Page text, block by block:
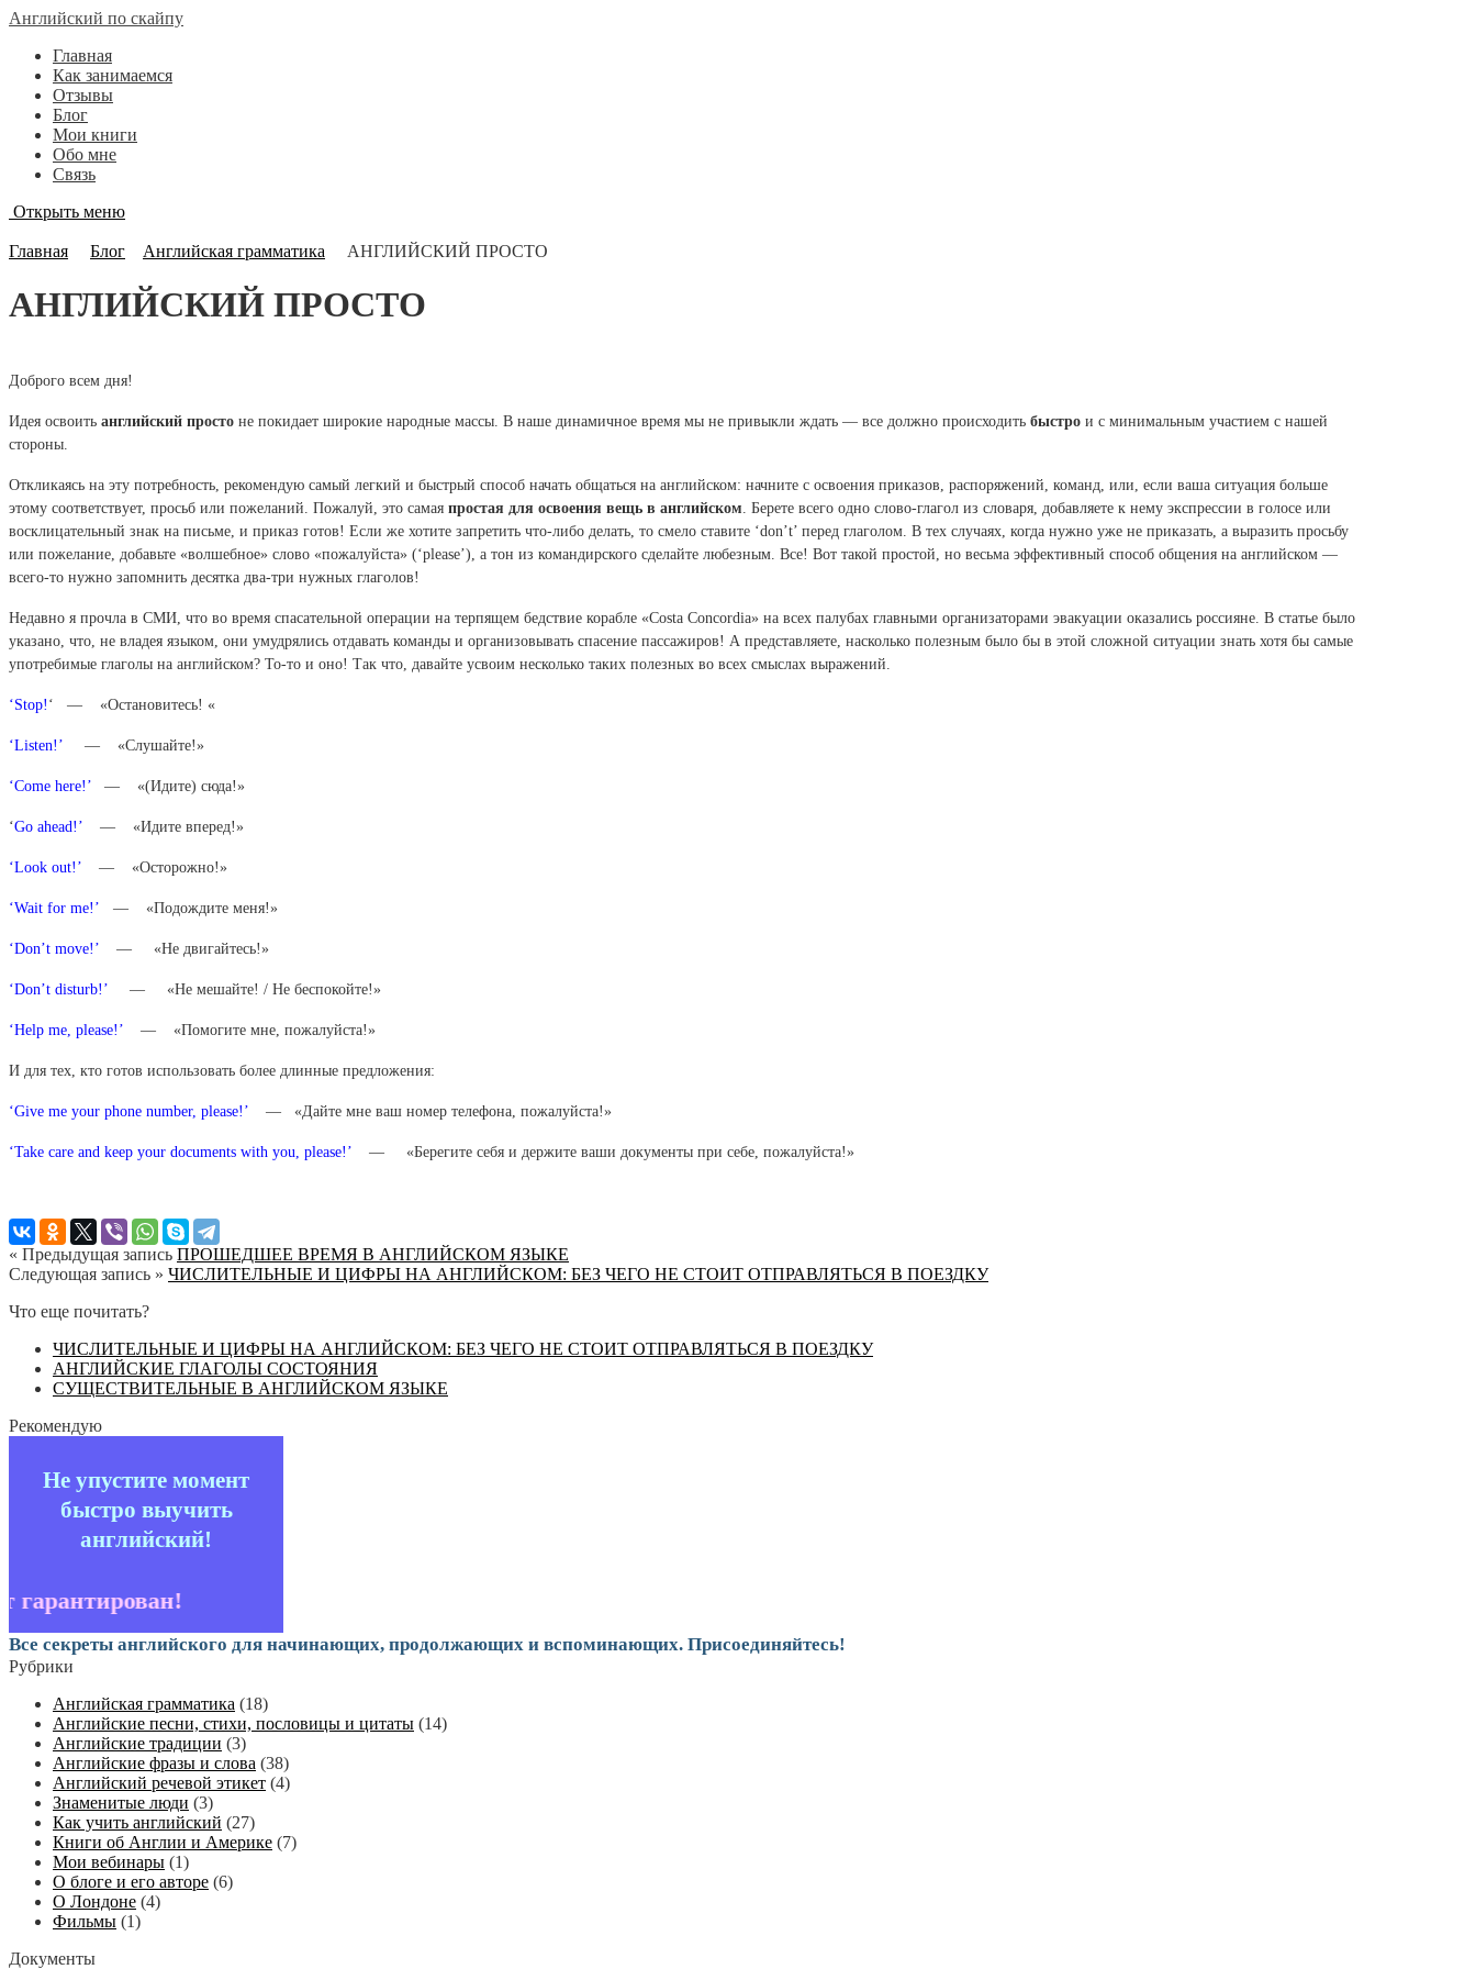
Английский по скайпу
Главная
Как занимаемся
Отзывы
Блог
Мои книги
Обо мне
Связь
Открыть меню
Главная
Блог Английская грамматика АНГЛИЙСКИЙ ПРОСТО
АНГЛИЙСКИЙ ПРОСТО
Доброго всем дня!
Идея освоить английский просто не покидает широкие народные массы. В наше динамичное время мы не привыкли ждать — все должно происходить быстро и с минимальным участием с нашей
стороны.
Откликаясь на эту потребность, рекомендую самый легкий и быстрый способ начать общаться на английском: начните с освоения приказов, распоряжений, команд, или, если ваша ситуация больше
этому соответствует, просьб или пожеланий. Пожалуй, это самая простая для освоения вещь в английском . Берете всего одно слово-глагол из словаря, добавляете к нему экспрессии в голосе или
восклицательный знак на письме, и приказ готов! Если же хотите запретить что-либо делать, то смело ставите ‘don’t’ перед глаголом. В тех случаях, когда нужно уже не приказать, а выразить просьбу
или пожелание, добавьте «волшебное» слово «пожалуйста» (‘please’), а тон из командирского сделайте любезным. Все! Вот такой простой, но весьма эффективный способ общения на английском —
всего-то нужно запомнить десятка два-три нужных глаголов!
Недавно я прочла в СМИ, что во время спасательной операции на терпящем бедствие корабле «Costa Concordia» на всех палубах главными организаторами эвакуации оказались россияне. В статье было
указано, что, не владея языком, они умудрялись отдавать команды и организовывать спасение пассажиров! А представляете, насколько полезным было бы в этой сложной ситуации знать хотя бы самые
употребимые глаголы на английском? То-то и оно! Так что, давайте усвоим несколько таких полезных во всех смыслах выражений.
‘Stop! ‘ — «Остановитесь! «
‘Listen!’ — «Cлушайте!»
‘Come here!’ — «(Идите) сюда!»
‘Go ahead!’ — «Идите вперед!»
‘Look out!’ — «Осторожно!»
‘Wait for me!’ — «Подождите меня!»
‘Don’t move!’ — «Не двигайтесь!»
‘Don’t disturb!’ — «Не мешайте! / Не беспокойте!»
‘Help me, please!’ — «Помогите мне, пожалуйста!»
И для тех, кто готов использовать более длинные предложения:
‘Give me your phone number, please!’ — «Дайте мне ваш номер телефона, пожалуйста!»
‘Take care and keep your documents with you, please!’ — «Берегите себя и держите ваши документы при себе, пожалуйста!»
« Предыдущая запись ПРОШЕДШЕЕ ВРЕМЯ В АНГЛИЙСКОМ ЯЗЫКЕ
Следующая запись » ЧИСЛИТЕЛЬНЫЕ И ЦИФРЫ НА АНГЛИЙСКОМ: БЕЗ ЧЕГО НЕ СТОИТ ОТПРАВЛЯТЬСЯ В ПОЕЗДКУ
Что еще почитать?
ЧИСЛИТЕЛЬНЫЕ И ЦИФРЫ НА АНГЛИЙСКОМ: БЕЗ ЧЕГО НЕ СТОИТ ОТПРАВЛЯТЬСЯ В ПОЕЗДКУ
АНГЛИЙСКИЕ ГЛАГОЛЫ СОСТОЯНИЯ
СУЩЕСТВИТЕЛЬНЫЕ В АНГЛИЙСКОМ ЯЗЫКЕ
Рекомендую
Не упустите момент
быстро выучить
английский!
Все секреты английского для начинающих, продолжающих и вспоминающих. Присоединяйтесь!
Рубрики
Английская грамматика (18)
Английские песни, стихи, пословицы и цитаты (14)
Английские традиции (3)
Английские фразы и слова (38)
Английский речевой этикет (4)
Знаменитые люди (3)
Как учить английский (27)
Книги об Англии и Америке (7)
Мои вебинары (1)
О блоге и его авторе (6)
О Лондоне (4)
Фильмы (1)
Документы